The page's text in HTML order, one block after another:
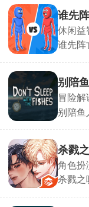
业模式
验。你
速穿行
与现金
谁先
休闲益
谁先阵
自由匹
投掷武
道具十
应有尽
别陪
冒险解
别陪鱼
Steam
戏。游
以第一
长，船
杀戮
角色扮
杀戮之